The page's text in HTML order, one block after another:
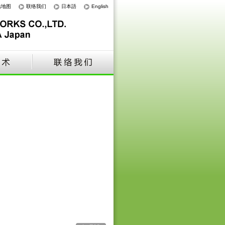
图 联络我们 日本語 English